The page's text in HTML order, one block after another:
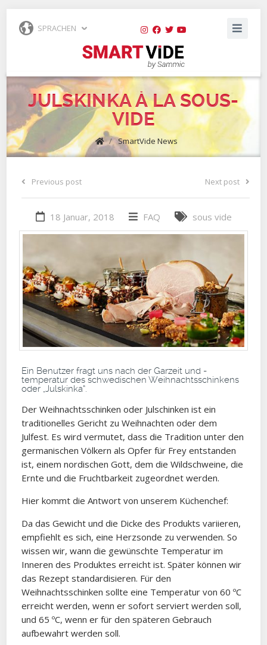
SPRACHEN
JULSKINKA À LA SOUS-
VIDE
/ SmartVide News
Previous post Next post
18 Januar, 2018 FAQ sous vide
Ein Benutzer fragt uns nach der Garzeit und -
temperatur des schwedischen Weihnachtsschinkens
oder „Julskinka“.
Der Weihnachtsschinken oder Julschinken ist ein
traditionelles Gericht zu Weihnachten oder dem
Julfest. Es wird vermutet, dass die Tradition unter den
germanischen Völkern als Opfer für Frey entstanden
ist, einem nordischen Gott, dem die Wildschweine, die
Ernte und die Fruchtbarkeit zugeordnet werden.
Hier kommt die Antwort von unserem Küchenchef:
Da das Gewicht und die Dicke des Produkts variieren,
empfiehlt es sich, eine Herzsonde zu verwenden. So
wissen wir, wann die gewünschte Temperatur im
Inneren des Produktes erreicht ist. Später können wir
das Rezept standardisieren. Für den
Weihnachtsschinken sollte eine Temperatur von 60 ºC
erreicht werden, wenn er sofort serviert werden soll,
und 65 ºC, wenn er für den späteren Gebrauch
aufbewahrt werden soll.